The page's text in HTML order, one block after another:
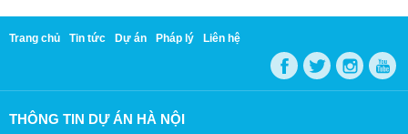
Trang chủ Tin tức Dự án Pháp lý Liên hệ
THÔNG TIN DỰ ÁN HÀ NỘI